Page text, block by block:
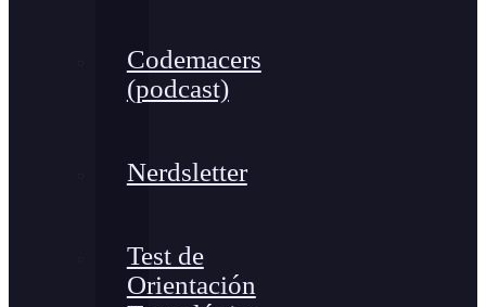
Codemacers
(podcast)
Nerdsletter
Test de
Orientación